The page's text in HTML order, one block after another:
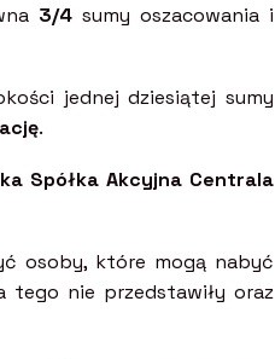
3/4 sumy oszacowania i
jednej dziesiątej sumy
.
Spółka Akcyjna Centrala
osoby, które mogą nabyć
tego nie przedstawiły oraz